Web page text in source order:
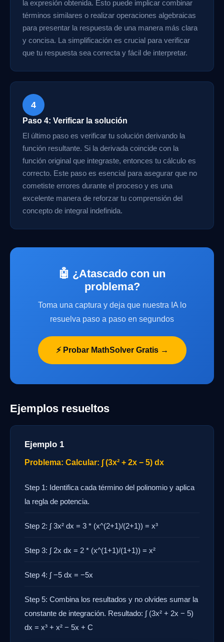
la expresión obtenida. Esto puede implicar combinar
términos similares o realizar operaciones algebraicas
para presentar la respuesta de una manera más clara
y concisa. La simplificación es crucial para verificar
que tu respuesta sea correcta y fácil de interpretar.
4
Paso 4: Verificar la solución
El último paso es verificar tu solución derivando la
función resultante. Si la derivada coincide con la
función original que integraste, entonces tu cálculo es
correcto. Este paso es esencial para asegurar que no
cometiste errores durante el proceso y es una
excelente manera de reforzar tu comprensión del
concepto de integral indefinida.
🤖 ¿Atascado con un
problema?
Toma una captura y deja que nuestra IA lo
resuelva paso a paso en segundos
⚡ Probar MathSolver Gratis →
Ejemplos resueltos
Ejemplo 1
Problema: Calcular: ∫ (3x² + 2x − 5) dx
Step 1: Identifica cada término del polinomio y aplica
la regla de potencia.
Step 2: ∫ 3x² dx = 3 * (x^(2+1)/(2+1)) = x³
Step 3: ∫ 2x dx = 2 * (x^(1+1)/(1+1)) = x²
Step 4: ∫ −5 dx = −5x
Step 5: Combina los resultados y no olvides sumar la
constante de integración. Resultado: ∫ (3x² + 2x − 5)
dx = x³ + x² − 5x + C